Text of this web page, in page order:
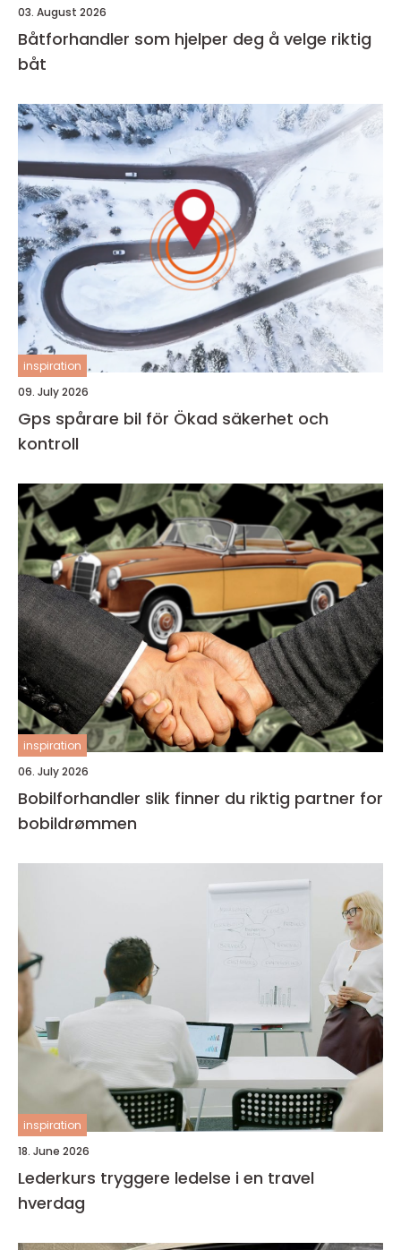
03. August 2026
Båtforhandler som hjelper deg å velge riktig
båt
inspiration
09. July 2026
Gps spårare bil för Ökad säkerhet och
kontroll
inspiration
06. July 2026
Bobilforhandler slik finner du riktig partner for
bobildrømmen
inspiration
18. June 2026
Lederkurs tryggere ledelse i en travel
hverdag